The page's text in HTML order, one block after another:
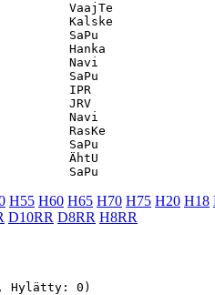
VaajTe
Kalske
SaPu
Hanka
Navi
SaPu
IPR
JRV
Navi
RasKe
SaPu
ÄhtU
H55 H60 H65 H70 H75 H20 H18
D10RR D8RR H8RR
Hylätty: 0)